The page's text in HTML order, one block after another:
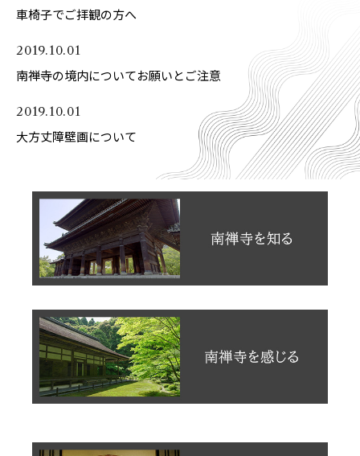
車椅子でご拝観の方へ
2019.10.01
南禅寺の境内についてお願いとご注意
2019.10.01
大方丈障壁画について